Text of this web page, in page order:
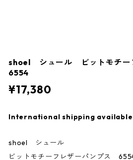
shoel シュール ビットモチー
6554
¥17,380
International shipping available
shoel シュール
ビットモチーフレザーパンプス